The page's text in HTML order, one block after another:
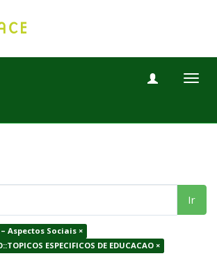
Ir
Aspectos Sociais ×
ESPECIFICOS DE EDUCACAO ×